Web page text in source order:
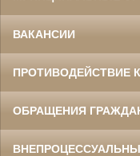
ВАКАНСИИ
ПРОТИВОДЕЙСТВИЕ
ОБРАЩЕНИЯ